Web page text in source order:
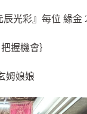
辰光彩』每位 緣金
握機會｝
姆娘娘